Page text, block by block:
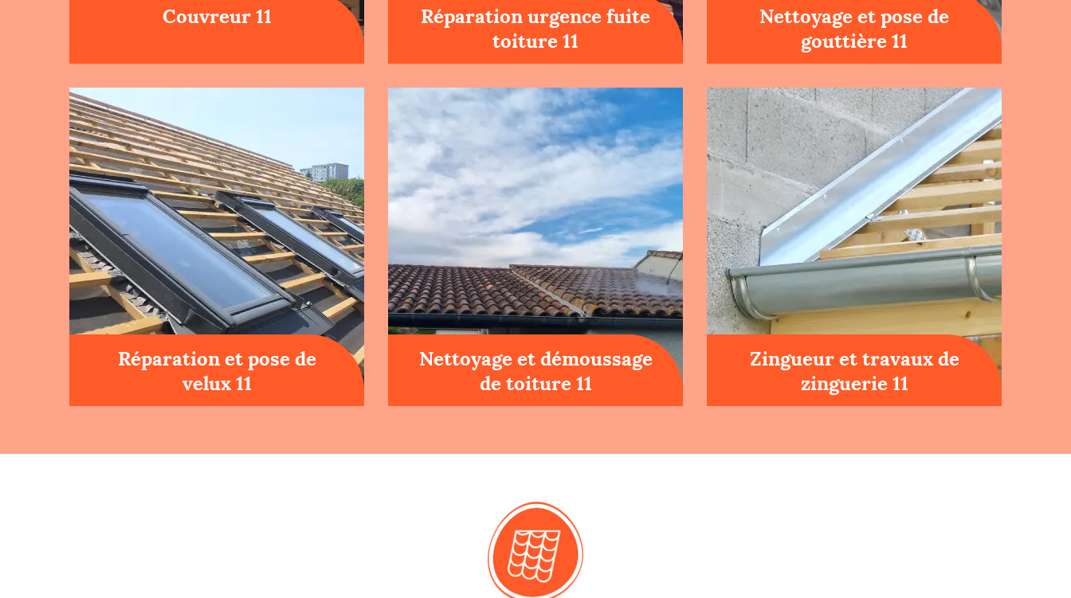
Couvreur 11
Réparation urgence fuite
toiture 11
Nettoyage et pose de
gouttière 11
Réparation et pose de
velux 11
Nettoyage et démoussage
de toiture 11
Zingueur et travaux de
zinguerie 11